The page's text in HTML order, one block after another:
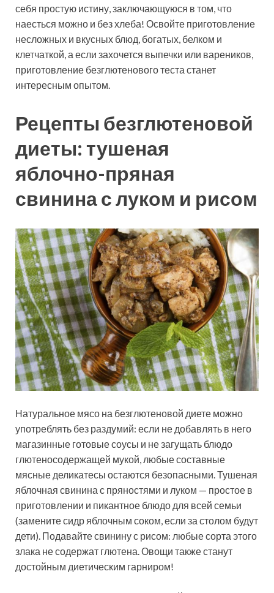
себя простую истину, заключающуюся в том, что
наесться можно и без хлеба! Освойте приготовление
несложных и вкусных блюд, богатых, белком и
клетчаткой, а если захочется выпечки или вареников,
приготовление безглютенового теста станет
интересным опытом.
Рецепты безглютеновой
диеты: тушеная
яблочно-пряная
свинина с луком и рисом
Натуральное мясо на безглютеновой диете можно
употреблять без раздумий: если не добавлять в него
магазинные готовые соусы и не загущать блюдо
глютеносодержащей мукой, любые составные
мясные деликатесы остаются безопасными. Тушеная
яблочная свинина с пряностями и луком — простое в
приготовлении и пикантное блюдо для всей семьи
(замените сидр яблочным соком, если за столом будут
дети). Подавайте свинину с рисом: любые сорта этого
злака не содержат глютена. Овощи также станут
достойным диетическим гарниром!